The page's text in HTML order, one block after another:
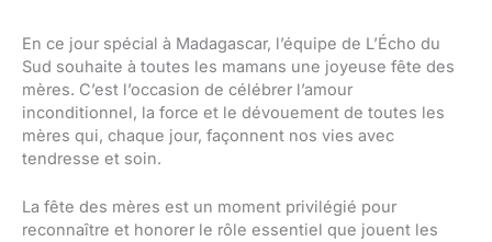
En ce jour spécial à Madagascar, l’équipe de L’Écho du
Sud souhaite à toutes les mamans une joyeuse fête des
mères. C’est l’occasion de célébrer l’amour
inconditionnel, la force et le dévouement de toutes les
mères qui, chaque jour, façonnent nos vies avec
tendresse et soin.
La fête des mères est un moment privilégié pour
reconnaître et honorer le rôle essentiel que jouent les